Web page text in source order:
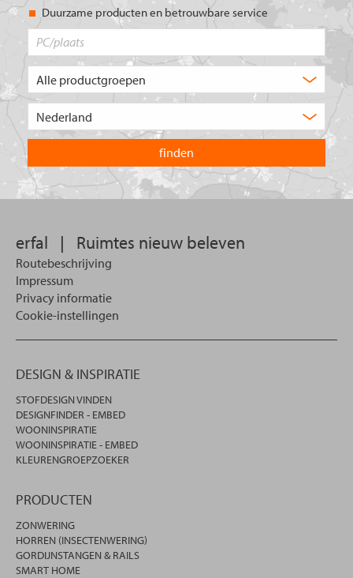
Duurzame producten en betrouwbare service
product
u?
land
waarin
u
wilt
zoeken.
erfal | Ruimtes nieuw beleven
Routebeschrijving
Impressum
Privacy informatie
Cookie-instellingen
DESIGN & INSPIRATIE
STOFDESIGN VINDEN
DESIGNFINDER - EMBED
WOONINSPIRATIE
WOONINSPIRATIE - EMBED
KLEURENGROEPZOEKER
PRODUCTEN
ZONWERING
HORREN (INSECTENWERING)
GORDIJNSTANGEN & RAILS
SMART HOME